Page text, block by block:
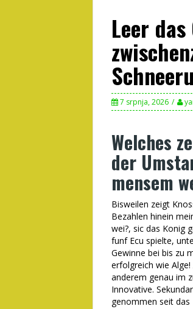
Leer
7 srpnja, 2026
Welches
der
mensem
Bisweilen zeigt
Bezahlen hinein
wei?, sic das Konig
funf Ecu spielte,
Gewinne bei bis zu
erfolgreich wie
anderem genau im
Innovative.
genommen seit das